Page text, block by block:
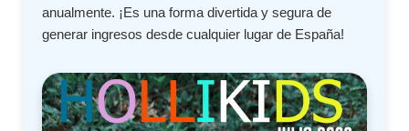
anualmente. ¡Es una forma divertida y segura de
generar ingresos desde cualquier lugar de España!